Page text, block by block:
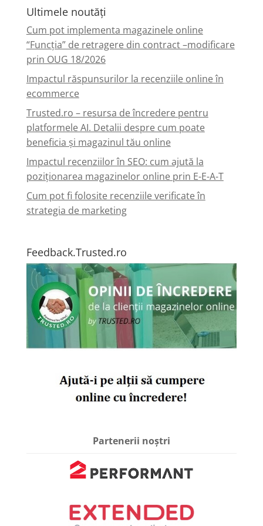
Ultimele noutăți
Cum pot implementa magazinele online
“Funcția” de retragere din contract –modificare
prin OUG 18/2026
Impactul răspunsurilor la recenziile online în
ecommerce
Trusted.ro – resursa de încredere pentru
platformele AI. Detalii despre cum poate
beneficia și magazinul tău online
Impactul recenziilor în SEO: cum ajută la
poziționarea magazinelor online prin E-E-A-T
Cum pot fi folosite recenziile verificate în
strategia de marketing
Feedback.Trusted.ro
Partenerii noștri